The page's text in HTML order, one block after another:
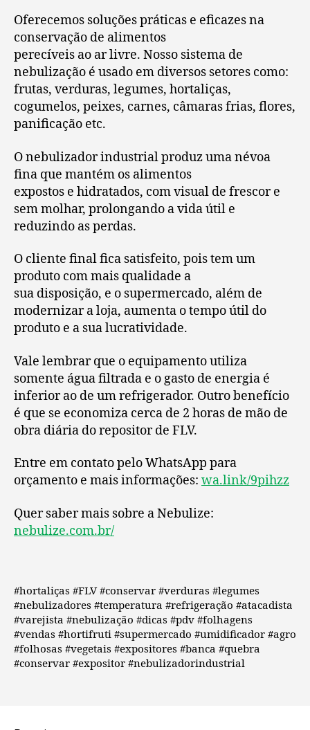
Oferecemos soluções práticas e eficazes na
conservação de alimentos
perecíveis ao ar livre. Nosso sistema de
nebulização é usado em diversos setores como:
frutas, verduras, legumes, hortaliças,
cogumelos, peixes, carnes, câmaras frias, flores,
panificação etc.
O nebulizador industrial produz uma névoa
fina que mantém os alimentos
expostos e hidratados, com visual de frescor e
sem molhar, prolongando a vida útil e
reduzindo as perdas.
O cliente final fica satisfeito, pois tem um
produto com mais qualidade a
sua disposição, e o supermercado, além de
modernizar a loja, aumenta o tempo útil do
produto e a sua lucratividade.
Vale lembrar que o equipamento utiliza
somente água filtrada e o gasto de energia é
inferior ao de um refrigerador. Outro benefício
é que se economiza cerca de 2 horas de mão de
obra diária do repositor de FLV.
Entre em contato pelo WhatsApp para
orçamento e mais informações: wa.link/9pihzz
Quer saber mais sobre a Nebulize:
nebulize.com.br/
#hortaliças #FLV #conservar #verduras #legumes
#nebulizadores #temperatura #refrigeração #atacadista
#varejista #nebulização #dicas #pdv #folhagens
#vendas #hortifruti #supermercado #umidificador #agro
#folhosas #vegetais #expositores #banca #quebra
#conservar #expositor #nebulizadorindustrial